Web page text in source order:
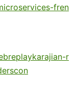
fren
r